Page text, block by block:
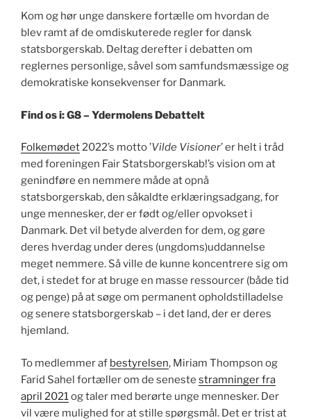
Kom og hør unge danskere fortælle om hvordan de
blev ramt af de omdiskuterede regler for dansk
statsborgerskab. Deltag derefter i debatten om
reglernes personlige, såvel som samfundsmæssige og
demokratiske konsekvenser for Danmark.
Find os i: G8 – Ydermolens Debattelt
Folkemødet2022’s motto ’Vilde Visioner’ er helt i tråd
med foreningen Fair Statsborgerskab!’s vision om at
genindføre en nemmere måde at opnå
statsborgerskab, den såkaldte erklæringsadgang, for
unge mennesker, der er født og/eller opvokset i
Danmark. Det vil betyde alverden for dem, og gøre
deres hverdag under deres (ungdoms)uddannelse
meget nemmere. Så ville de kunne koncentrere sig om
det, i stedet for at bruge en masse ressourcer (både tid
og penge) på at søge om permanent opholdstilladelse
og senere statsborgerskab – i det land, der er deres
hjemland.
To medlemmer af bestyrelsen, Miriam Thompson og
Farid Sahel fortæller om de seneste stramninger fra
april 2021og taler med berørte unge mennesker. Der
vil være mulighed for at stille spørgsmål. Det er trist at